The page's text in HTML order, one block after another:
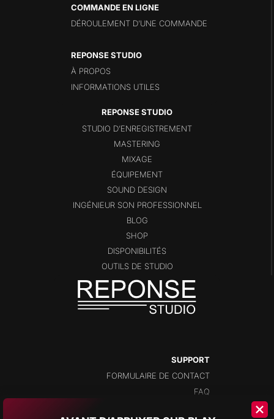
COMMANDE EN LIGNE
DÉROULEMENT D’UNE COMMANDE
REPONSE STUDIO
À PROPOS
INFORMATIONS UTILES
STUDIO D’ENREGISTREMENT
MASTERING
MIXAGE
ÉQUIPEMENT
SOUND DESIGN
INGÉNIEUR SON PROFESSIONNEL
BLOG
SHOP
DISPONIBILITÉS
OUTILS DE STUDIO
SUPPORT
FORMULAIRE DE CONTACT
FAQ